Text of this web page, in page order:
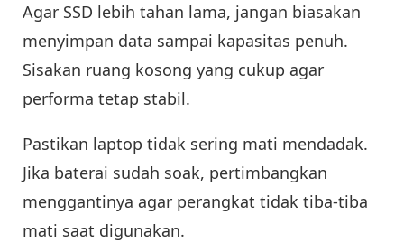
Agar SSD lebih tahan lama, jangan biasakan
menyimpan data sampai kapasitas penuh.
Sisakan ruang kosong yang cukup agar
performa tetap stabil.
Pastikan laptop tidak sering mati mendadak.
Jika baterai sudah soak, pertimbangkan
menggantinya agar perangkat tidak tiba-tiba
mati saat digunakan.